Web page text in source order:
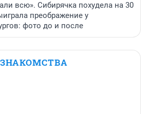
всю». Сибирячка похудела на 30
преображение у
фото до и после
ЗНАКОМСТВА